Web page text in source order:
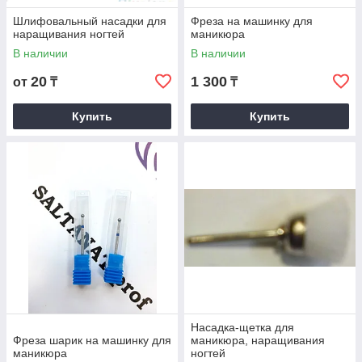
Шлифовальный насадки для
наращивания ногтей
В наличии
от 20 ₸
Купить
Фреза на машинку для
маникюра
В наличии
1 300 ₸
Купить
Фреза шарик на машинку для
маникюра
Насадка-щетка для
маникюра, наращивания
ногтей